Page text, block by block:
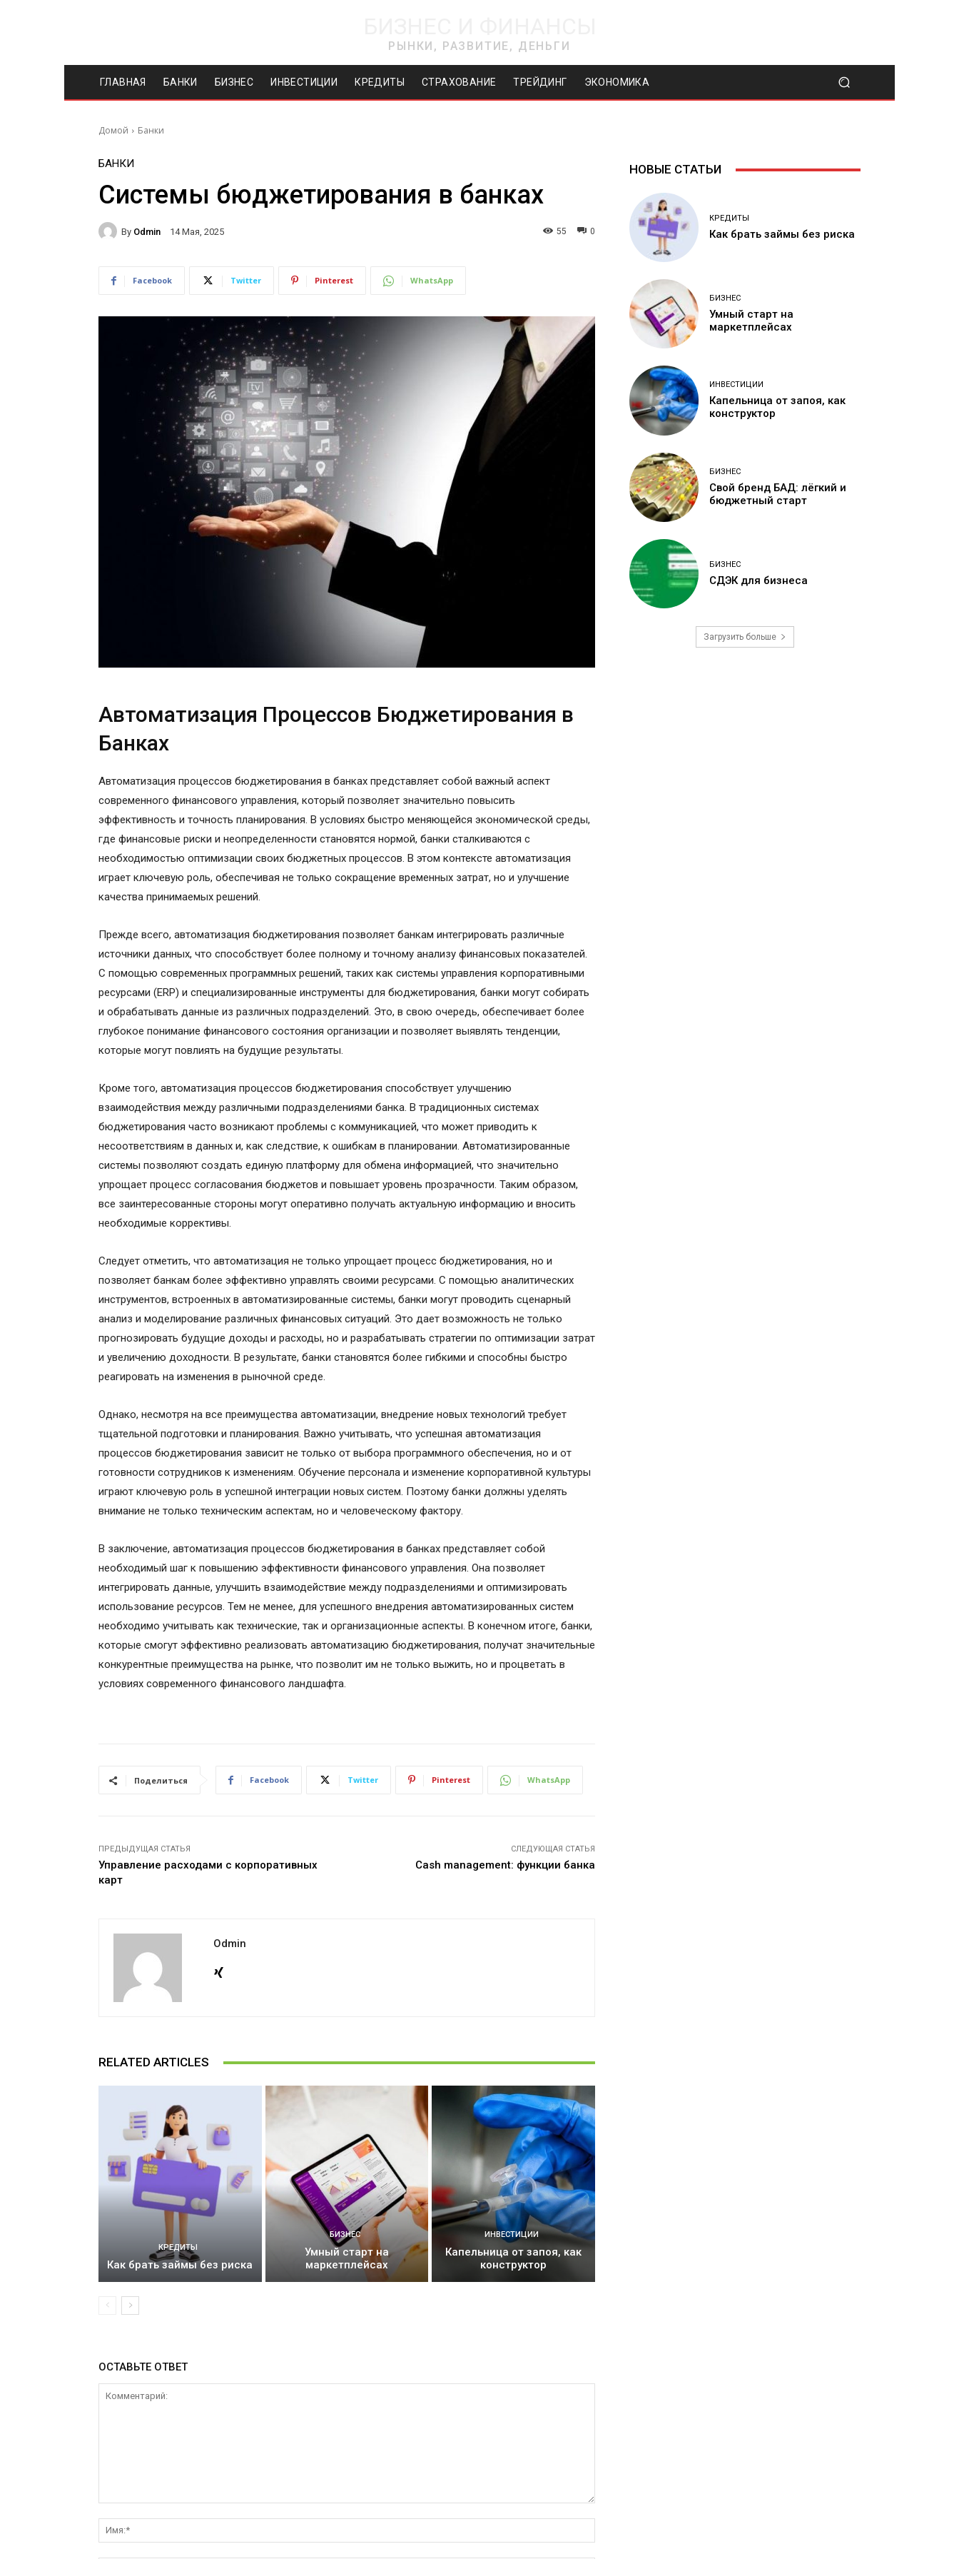
РЫНКИ, РАЗВИТИЕ, ДЕНЬГИ
ГЛАВНАЯ БАНКИ БИЗНЕС ИНВЕСТИЦИИ КРЕДИТЫ СТРАХОВАНИЕ ТРЕЙДИНГ ЭКОНОМИКА
Домой Банки
БАНКИ
Системы бюджетирования в банках
By Odmin 14 Мая, 2025 0
55
Facebook Twitter Pinterest WhatsApp
Автоматизация Процессов Бюджетирования в
Банках
Автоматизация процессов бюджетирования в банках представляет собой важный аспект
современного финансового управления, который позволяет значительно повысить
эффективность и точность планирования. В условиях быстро меняющейся экономической среды,
где финансовые риски и неопределенности становятся нормой, банки сталкиваются с
необходимостью оптимизации своих бюджетных процессов. В этом контексте автоматизация
играет ключевую роль, обеспечивая не только сокращение временных затрат, но и улучшение
качества принимаемых решений.
Прежде всего, автоматизация бюджетирования позволяет банкам интегрировать различные
источники данных, что способствует более полному и точному анализу финансовых показателей.
С помощью современных программных решений, таких как системы управления корпоративными
ресурсами (ERP) и специализированные инструменты для бюджетирования, банки могут собирать
и обрабатывать данные из различных подразделений. Это, в свою очередь, обеспечивает более
глубокое понимание финансового состояния организации и позволяет выявлять тенденции,
которые могут повлиять на будущие результаты.
Кроме того, автоматизация процессов бюджетирования способствует улучшению
взаимодействия между различными подразделениями банка. В традиционных системах
бюджетирования часто возникают проблемы с коммуникацией, что может приводить к
несоответствиям в данных и, как следствие, к ошибкам в планировании. Автоматизированные
системы позволяют создать единую платформу для обмена информацией, что значительно
упрощает процесс согласования бюджетов и повышает уровень прозрачности. Таким образом,
все заинтересованные стороны могут оперативно получать актуальную информацию и вносить
необходимые коррективы.
Следует отметить, что автоматизация не только упрощает процесс бюджетирования, но и
позволяет банкам более эффективно управлять своими ресурсами. С помощью аналитических
инструментов, встроенных в автоматизированные системы, банки могут проводить сценарный
анализ и моделирование различных финансовых ситуаций. Это дает возможность не только
прогнозировать будущие доходы и расходы, но и разрабатывать стратегии по оптимизации затрат
и увеличению доходности. В результате, банки становятся более гибкими и способны быстро
реагировать на изменения в рыночной среде.
Однако, несмотря на все преимущества автоматизации, внедрение новых технологий требует
тщательной подготовки и планирования. Важно учитывать, что успешная автоматизация
процессов бюджетирования зависит не только от выбора программного обеспечения, но и от
готовности сотрудников к изменениям. Обучение персонала и изменение корпоративной культуры
играют ключевую роль в успешной интеграции новых систем. Поэтому банки должны уделять
внимание не только техническим аспектам, но и человеческому фактору.
В заключение, автоматизация процессов бюджетирования в банках представляет собой
необходимый шаг к повышению эффективности финансового управления. Она позволяет
интегрировать данные, улучшить взаимодействие между подразделениями и оптимизировать
использование ресурсов. Тем не менее, для успешного внедрения автоматизированных систем
необходимо учитывать как технические, так и организационные аспекты. В конечном итоге, банки,
которые смогут эффективно реализовать автоматизацию бюджетирования, получат значительные
конкурентные преимущества на рынке, что позволит им не только выжить, но и процветать в
условиях современного финансового ландшафта.
Поделиться Facebook Twitter Pinterest WhatsApp
ПРЕДЫДУЩАЯ СТАТЬЯ
Управление расходами с корпоративных
карт
СЛЕДУЮЩАЯ СТАТЬЯ
Cash management: функции банка
Odmin
RELATED ARTICLES
КРЕДИТЫ
Как брать займы без риска
БИЗНЕС
Умный старт на
маркетплейсах
ИНВЕСТИЦИИ
Капельница от запоя, как
конструктор
ОСТАВЬТЕ ОТВЕТ
НОВЫЕ СТАТЬИ
КРЕДИТЫ
Как брать займы без риска
БИЗНЕС
Умный старт на
маркетплейсах
ИНВЕСТИЦИИ
Капельница от запоя, как
конструктор
БИЗНЕС
Свой бренд БАД: лёгкий и
бюджетный старт
БИЗНЕС
СДЭК для бизнеса
Загрузить больше